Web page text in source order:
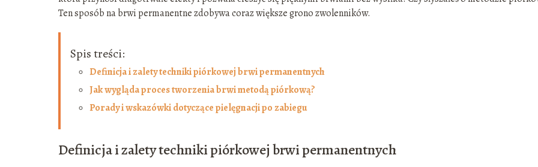
Ten sposób na brwi permanentne zdobywa coraz większe grono zwolenników.
Spis treści:
Definicja i zalety techniki piórkowej brwi permanentnych
Jak wygląda proces tworzenia brwi metodą piórkową?
Porady i wskazówki dotyczące pielęgnacji po zabiegu
Definicja i zalety techniki piórkowej brwi permanentnych